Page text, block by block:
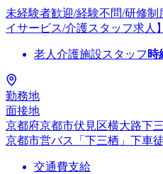
未経験者歓迎/経験不問/研修
イサービス/介護スタッフ求人】
老人介護施設スタッフ 時
勤務地
面接地
京都府京都市伏見区横大路下
京都市営バス「下三栖」下車
交通費支給